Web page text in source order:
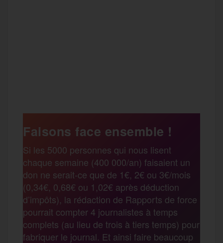
b
o
o
k
t
e
r
l
s
a
g
e
m
r
t
a
g
Faisons face ensemble !
Si les 5000 personnes qui nous lisent
chaque semaine (400 000/an) faisaient un
don ne serait-ce que de 1€, 2€ ou 3€/mois
(0,34€, 0,68€ ou 1,02€ après déduction
d’impôts), la rédaction de Rapports de force
pourrait compter 4 journalistes à temps
complets (au lieu de trois à tiers temps) pour
fabriquer le journal. Et ainsi faire beaucoup